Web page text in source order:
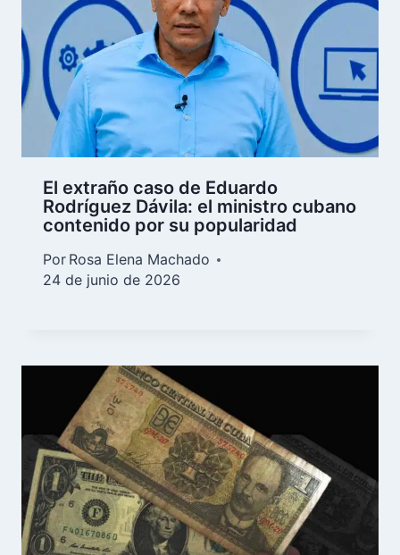
El extraño caso de Eduardo
Rodríguez Dávila: el ministro cubano
contenido por su popularidad
Por Rosa Elena Machado
24 de junio de 2026